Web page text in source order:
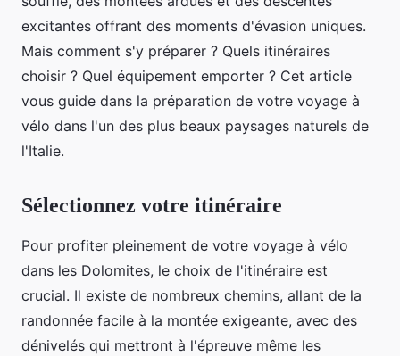
excitantes offrant des moments d'évasion uniques.
Mais comment s'y préparer ? Quels itinéraires
choisir ? Quel équipement emporter ? Cet article
vous guide dans la préparation de votre voyage à
vélo dans l'un des plus beaux paysages naturels de
l'Italie.
Sélectionnez votre itinéraire
Pour profiter pleinement de votre voyage à vélo
dans les Dolomites, le choix de l'itinéraire est
crucial. Il existe de nombreux chemins, allant de la
randonnée facile à la montée exigeante, avec des
dénivelés qui mettront à l'épreuve même les